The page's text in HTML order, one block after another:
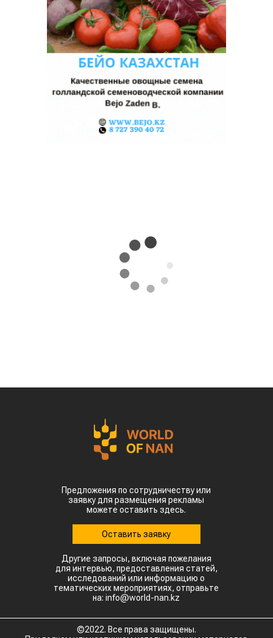
Предложения по сотрудничеству или
заявку для размещения рекламы
можете оставить здесь.
Оставить заявку
Другие запросы, включая пожелания
для интервью, предоставления статей,
исследований или информацию о
тематических мероприятиях, отправьте
на: info@world-nan.kz
©2022. Все права защищены.